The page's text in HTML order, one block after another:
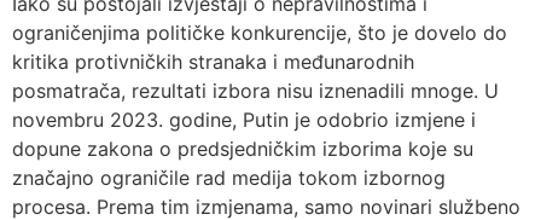
ograničenjima političke konkurencije, što je dovelo do
kritika protivničkih stranaka i međunarodnih
posmatrača, rezultati izbora nisu iznenadili mnoge. U
novembru 2023. godine, Putin je odobrio izmjene i
dopune zakona o predsjedničkim izborima koje su
značajno ograničile rad medija tokom izbornog
procesa. Prema tim izmjenama, samo novinari službeno